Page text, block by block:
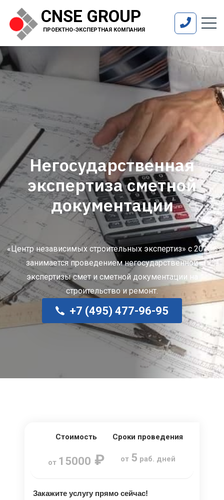
CNSE GROUP
ПРОЕКТНО-ЭКСПЕРТНАЯ КОМПАНИЯ
Негосударственная
экспертиза сметной
документации
«Центр независимых строительных экспертиз» с 2010г.
занимается проведением негосударственной
экспертизы смет и сметной документации на
строительство и ремонт.
+7 (495) 477-96-95
Стоимость
от 15000 ₽
Сроки проведения
от 5 раб. дней
Закажите услугу прямо сейчас!